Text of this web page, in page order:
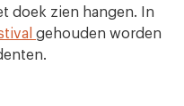
doek zien hangen. In
gehouden worden